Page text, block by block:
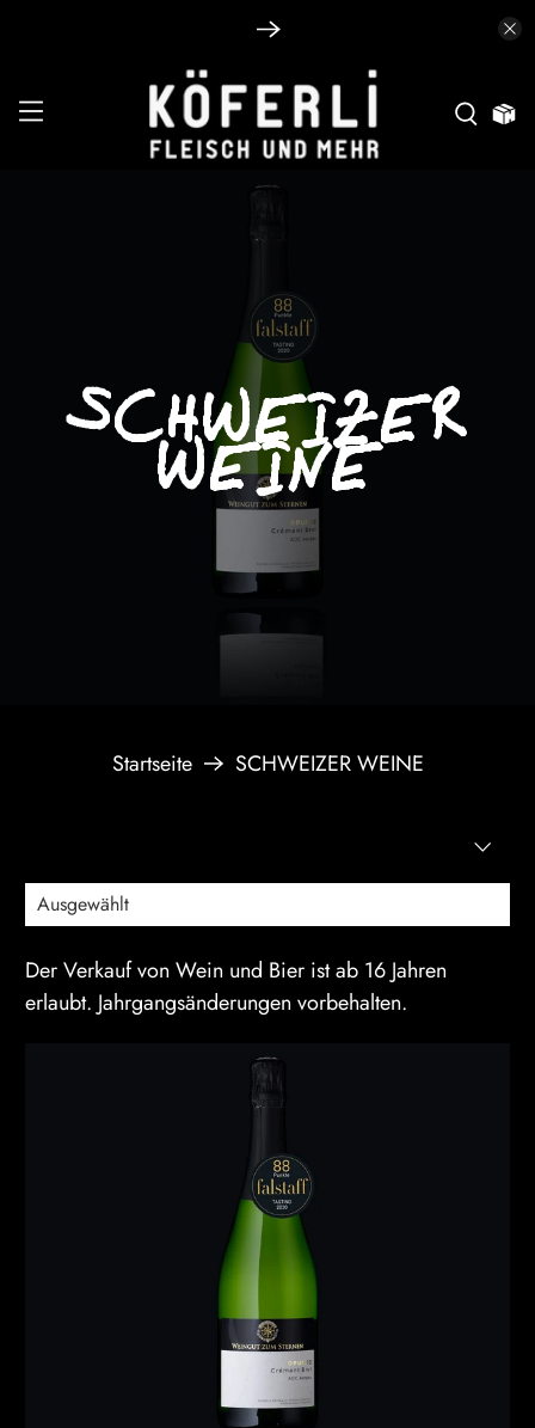
SCHWEIZER
WEINE
Startseite SCHWEIZER WEINE
Der Verkauf von Wein und Bier ist ab 16 Jahren
erlaubt. Jahrgangsänderungen vorbehalten.